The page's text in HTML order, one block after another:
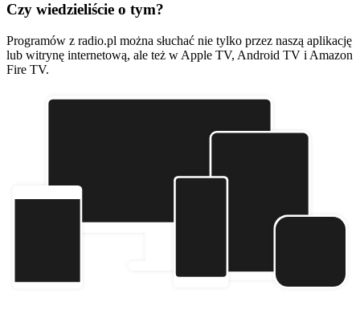
Czy wiedzieliście o tym?
Programów z radio.pl można słuchać nie tylko przez naszą aplikację
lub witrynę internetową, ale też w Apple TV, Android TV i Amazon
Fire TV.